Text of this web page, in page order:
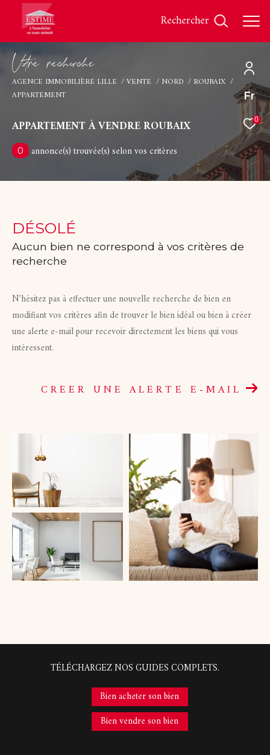
Fr
0
rechercher
Vore recece
AGENCE IMMOBILIÈRE LILLE VENTE NORD
ROUBAIX
APPARTEMENT
APPARTEMENT À VENDRE ROUBAIX
0 annonce(s) trouvée(s) selon vos critères
DÉSOLÉ
Aucun bien ne correspond à vos critères de
recherche
N'hésitez pas à effectuer une nouvelle recherche de bien en
modifiant vos critères afin de trouver le bien idéal ou bien à créer
une alerte e-mail pour recevoir directement les biens qui vous
intéressent.
CREER UNE ALERTE E-MAIL
TÉLÉCHARGEZ NOS GUIDES COMPLETS.
Bien acheter son bien
Bien vendre son bien
Effectuer une recherche
et trouver le bien qui correspond à vos critères
Type
d'offre
Ville
Surface
Surface
AFFINER LES CRITÈRES
TERRASSE PARKING PISCINE
FILTRER PAR
COUPS DE COEUR EXCLUSIVITÉS